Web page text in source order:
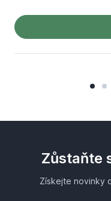
Zůstaňte
Získejte novinky